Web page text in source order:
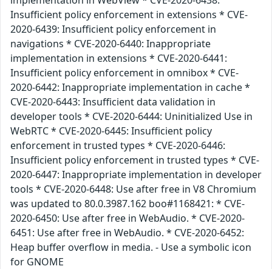
Insufficient policy enforcement in extensions * CVE-
2020-6439: Insufficient policy enforcement in
navigations * CVE-2020-6440: Inappropriate
implementation in extensions * CVE-2020-6441:
Insufficient policy enforcement in omnibox * CVE-
2020-6442: Inappropriate implementation in cache *
CVE-2020-6443: Insufficient data validation in
developer tools * CVE-2020-6444: Uninitialized Use in
WebRTC * CVE-2020-6445: Insufficient policy
enforcement in trusted types * CVE-2020-6446:
Insufficient policy enforcement in trusted types * CVE-
2020-6447: Inappropriate implementation in developer
tools * CVE-2020-6448: Use after free in V8 Chromium
was updated to 80.0.3987.162 boo#1168421: * CVE-
2020-6450: Use after free in WebAudio. * CVE-2020-
6451: Use after free in WebAudio. * CVE-2020-6452:
Heap buffer overflow in media. - Use a symbolic icon
for GNOME